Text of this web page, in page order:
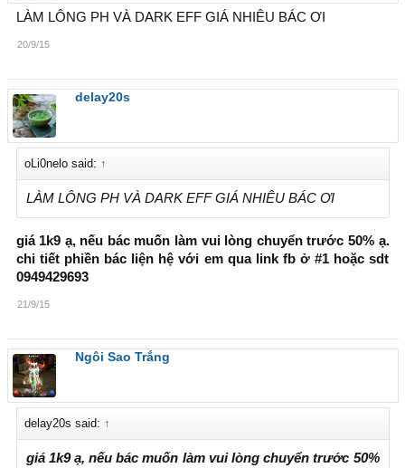
LÀM LÔNG PH VÀ DARK EFF GIÁ NHIÊU BÁC ƠI
20/9/15
delay20s
oLi0nelo said: ↑
LÀM LÔNG PH VÀ DARK EFF GIÁ NHIÊU BÁC ƠI
giá 1k9 ạ, nếu bác muốn làm vui lòng chuyển trước 50% ạ.
chi tiết phiền bác liện hệ với em qua link fb ở #1 hoặc sdt
0949429693
21/9/15
Ngôi Sao Trắng
delay20s said: ↑
giá 1k9 ạ, nếu bác muốn làm vui lòng chuyển trước 50%